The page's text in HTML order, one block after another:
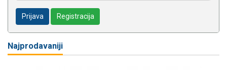
Prijava Registracija
Najprodavaniji